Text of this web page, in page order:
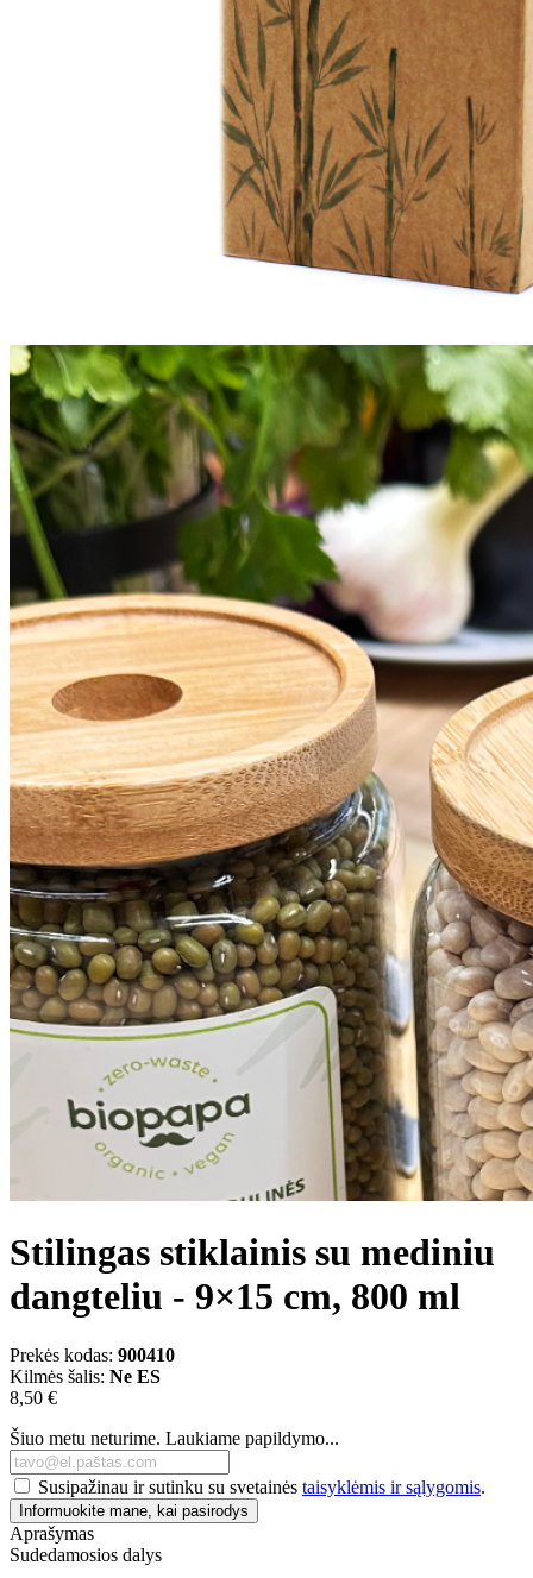
Stilingas stiklainis su mediniu
dangteliu - 9×15 cm, 800 ml
Prekės kodas: 900410
Kilmės šalis: Ne ES
8,50 €
Šiuo metu neturime. Laukiame papildymo...
Susipažinau ir sutinku su svetainės taisyklėmis ir sąlygomis.
Informuokite mane, kai pasirodys
Aprašymas
Sudedamosios dalys